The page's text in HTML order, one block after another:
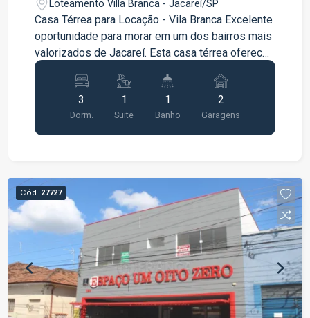
Loteamento Villa Branca - Jacareí/SP
Casa Térrea para Locação - Vila Branca Excelente
oportunidade para morar em um dos bairros mais
valorizados de Jacareí. Esta casa térrea oferece
conforto, praticidade e ambientes amplos, bem
iluminados e arejados, ideal para quem busca
qualidade de vida. Características do imóvel 3
dormitórios, sendo 1 suíte Sala ampla Cozinha
equipada com cooktop Jardim de inverno Área
dos ambientes e pronto para receber você e sua
família. Localizada no Vila Branca, a casa está
próxima a comércios, escolas, supermercados e
possui fácil acesso às principais vias da cidade.
Entre em contato para mais informações e
agende uma visita. Venha conhecer este
excelente imóvel.
3
Dorm.
1
Suite
1
Banho
2
Garagens
Cód. 27727